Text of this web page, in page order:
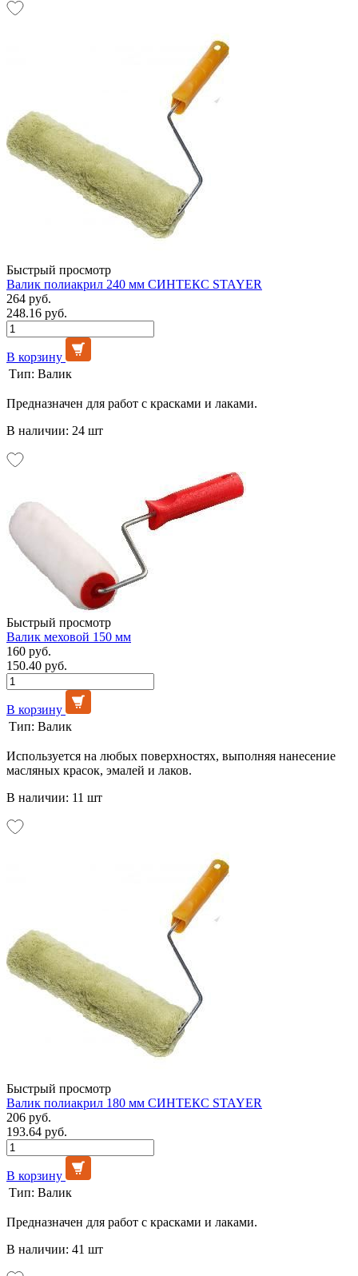
Быстрый просмотр
Валик полиакрил 240 мм СИНТЕКС STAYER
264 руб.
248.16 руб.
В корзину
Тип: Валик
Предназначен для работ с красками и лаками.
В наличии: 24 шт
Быстрый просмотр
Валик меховой 150 мм
160 руб.
150.40 руб.
В корзину
Тип: Валик
Используется на любых поверхностях, выполняя нанесение
масляных красок, эмалей и лаков.
В наличии: 11 шт
Быстрый просмотр
Валик полиакрил 180 мм СИНТЕКС STAYER
206 руб.
193.64 руб.
В корзину
Тип: Валик
Предназначен для работ с красками и лаками.
В наличии: 41 шт